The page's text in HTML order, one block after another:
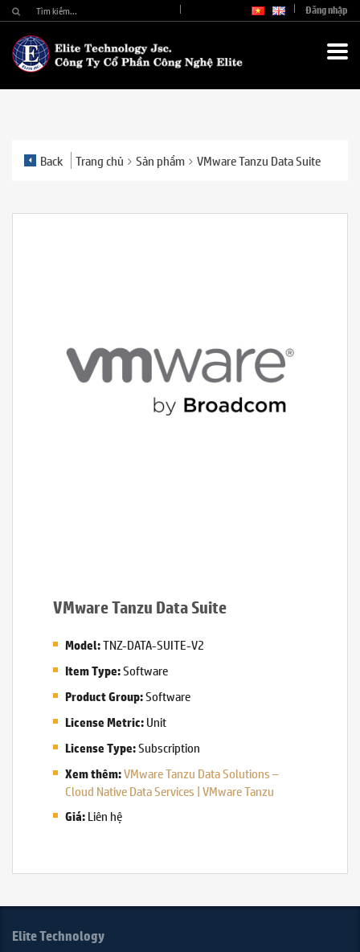
Đăng nhập
Back Trang chủ Sản phẩm VMware Tanzu Data Suite
VMware Tanzu Data Suite
Model:TNZ-DATA-SUITE-V2
Item Type:Software
Product Group:Software
License Metric:Unit
License Type:Subscription
Xem thêm:VMware Tanzu Data Solutions –
Cloud Native Data Services | VMware Tanzu
Giá:Liên hệ
Elite Technology